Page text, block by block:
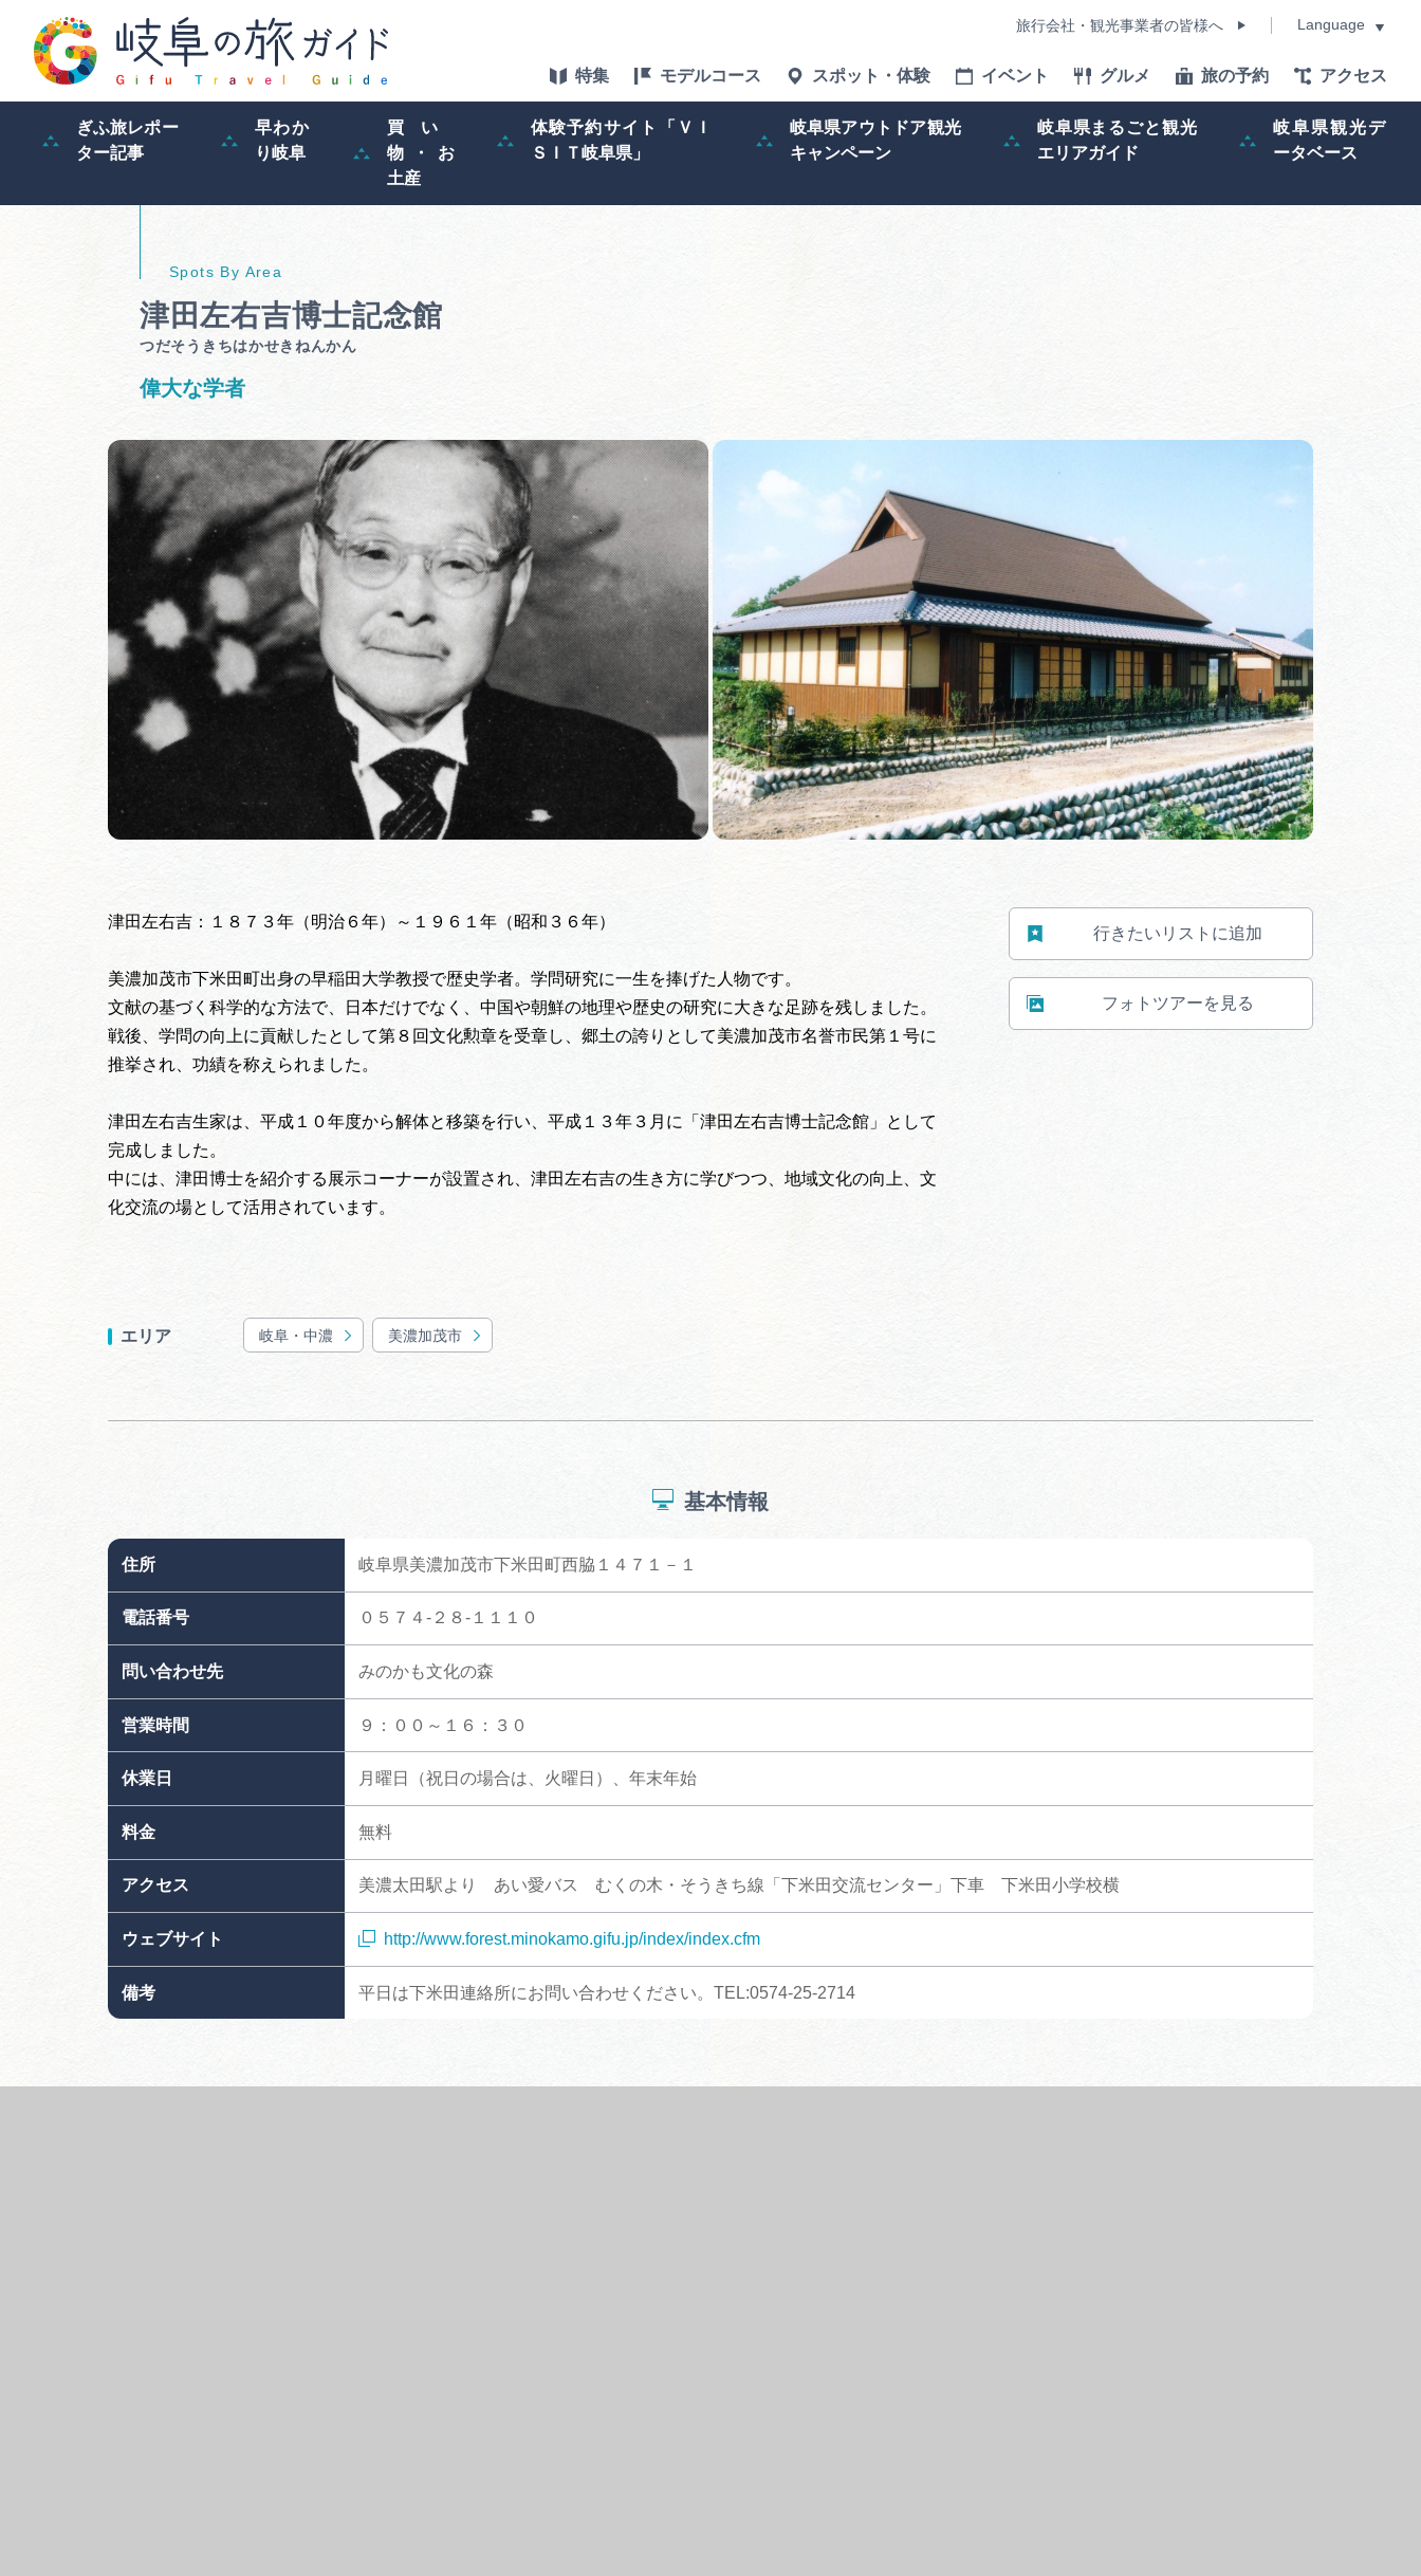
旅行会社・観光事業者の皆様へ Language
特集 モデルコース スポット・体験 イベント グルメ 旅の予約 アクセス
ぎふ旅レポー
ター記事
早わか
り岐阜
買い
物・お
土産
体験予約サイト「ＶＩ
ＳＩＴ岐阜県」
岐阜県アウトドア観光
キャンペーン
岐阜県まるごと観光
エリアガイド
岐阜県観光デ
ータベース
買い物・お土産
岐阜県アウトドア観光キャン
ペーン
岐阜県まるごと観光エリアガ
イド
岐阜県観光データベース
旅行会社・観光事業者の皆様へ フォトライブラリー
動画ライブラリー お問い合わせ
広告掲載 サイトポリシー
津田左右吉博士記念館
つだそうきちはかせきねんかん
偉大な学者
津田左右吉：１８７３年（明治６年）～１９６１年（昭和３６年）
美濃加茂市下米田町出身の早稲田大学教授で歴史学者。学問研究に一生を捧げた人物です。
文献の基づく科学的な方法で、日本だけでなく、中国や朝鮮の地理や歴史の研究に大きな足跡を残しました。
戦後、学問の向上に貢献したとして第８回文化勲章を受章し、郷土の誇りとして美濃加茂市名誉市民第１号に
推挙され、功績を称えられました。
津田左右吉生家は、平成１０年度から解体と移築を行い、平成１３年３月に「津田左右吉博士記念館」として
完成しました。
中には、津田博士を紹介する展示コーナーが設置され、津田左右吉の生き方に学びつつ、地域文化の向上、文
化交流の場として活用されています。
エリア 岐阜・中濃 美濃加茂市
行きたいリストに追加
フォトツアーを見る
基本情報
住所 岐阜県美濃加茂市下米田町西脇１４７１－１
電話番号 ０５７４-２８-１１１０
問い合わせ先 みのかも文化の森
営業時間 ９：００～１６：３０
休業日 月曜日（祝日の場合は、火曜日）、年末年始
料金 無料
アクセス 美濃太田駅より あい愛バス むくの木・そうきち線「下米田交流センター」下車 下米田小学校横
ウェブサイト http://www.forest.minokamo.gifu.jp/index/index.cfm
備考 平日は下米田連絡所にお問い合わせください。TEL:0574-25-2714